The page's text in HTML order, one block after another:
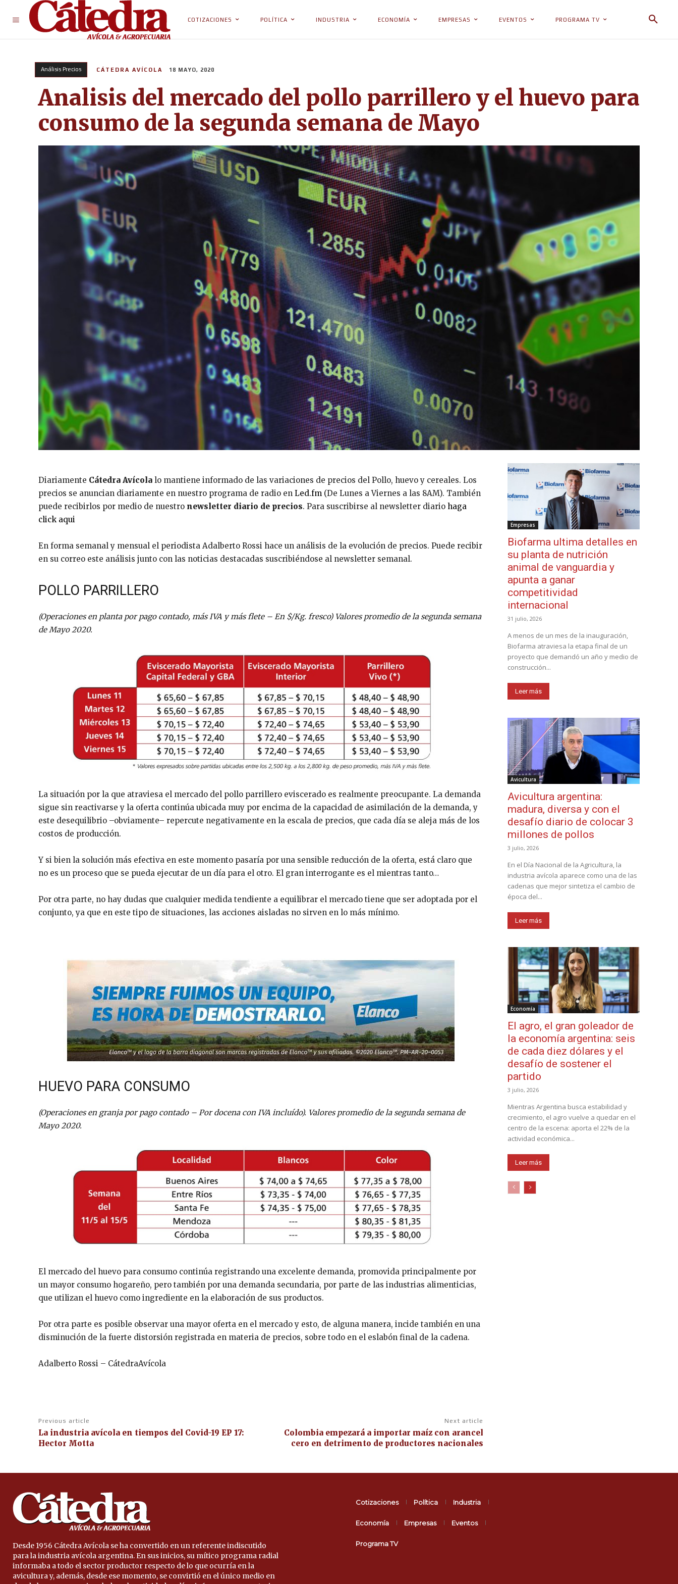
COTIZACIONES POLÍTICA INDUSTRIA ECONOMÍA EMPRESAS EVENTOS PROGRAMA TV
Análisis Precios CÁTEDRA AVÍCOLA 18 MAYO, 2020
Analisis del mercado del pollo parrillero y el huevo para
consumo de la segunda semana de Mayo
Diariamente Cátedra Avícola lo mantiene informado de las variaciones de precios del Pollo, huevo y cereales. Los
precios se anuncian diariamente en nuestro programa de radio en Led.fm (De Lunes a Viernes a las 8AM). También
puede recibirlos por medio de nuestro newsletter diario de precios. Para suscribirse al newsletter diario haga
click aqui
En forma semanal y mensual el periodista Adalberto Rossi hace un análisis de la evolución de precios. Puede recibir
en su correo este análisis junto con las noticias destacadas suscribiéndose al newsletter semanal.
POLLO PARRILLERO
(Operaciones en planta por pago contado, más IVA y más flete – En $/Kg. fresco) Valores promedio de la segunda semana
de Mayo 2020.
La situación por la que atraviesa el mercado del pollo parrillero eviscerado es realmente preocupante. La demanda
sigue sin reactivarse y la oferta continúa ubicada muy por encima de la capacidad de asimilación de la demanda, y
este desequilibrio –obviamente– repercute negativamente en la escala de precios, que cada día se aleja más de los
costos de producción.
Y si bien la solución más efectiva en este momento pasaría por una sensible reducción de la oferta, está claro que
no es un proceso que se pueda ejecutar de un día para el otro. El gran interrogante es el mientras tanto…
Por otra parte, no hay dudas que cualquier medida tendiente a equilibrar el mercado tiene que ser adoptada por el
conjunto, ya que en este tipo de situaciones, las acciones aisladas no sirven en lo más mínimo.
HUEVO PARA CONSUMO
(Operaciones en granja por pago contado – Por docena con IVA incluído). Valores promedio de la segunda semana de
Mayo 2020.
El mercado del huevo para consumo continúa registrando una excelente demanda, promovida principalmente por
un mayor consumo hogareño, pero también por una demanda secundaria, por parte de las industrias alimenticias,
que utilizan el huevo como ingrediente en la elaboración de sus productos.
Por otra parte es posible observar una mayor oferta en el mercado y esto, de alguna manera, incide también en una
disminución de la fuerte distorsión registrada en materia de precios, sobre todo en el eslabón final de la cadena.
Adalberto Rossi – CátedraAvícola
Previous article
La industria avícola en tiempos del Covid-19 EP 17:
Hector Motta
Next article
Colombia empezará a importar maíz con arancel
cero en detrimento de productores nacionales
Empresas
Biofarma ultima detalles en
su planta de nutrición
animal de vanguardia y
apunta a ganar
competitividad
internacional
31 julio, 2026
A menos de un mes de la inauguración,
Biofarma atraviesa la etapa final de un
proyecto que demandó un año y medio de
construcción...
Leer más
Avicultura
Avicultura argentina:
madura, diversa y con el
desafío diario de colocar 3
millones de pollos
3 julio, 2026
En el Día Nacional de la Agricultura, la
industria avícola aparece como una de las
cadenas que mejor sintetiza el cambio de
época del...
Leer más
Economía
El agro, el gran goleador de
la economía argentina: seis
de cada diez dólares y el
desafío de sostener el
partido
3 julio, 2026
Mientras Argentina busca estabilidad y
crecimiento, el agro vuelve a quedar en el
centro de la escena: aporta el 22% de la
actividad económica...
Leer más
Desde 1956 Cátedra Avícola se ha convertido en un referente indiscutido
para la industria avícola argentina. En sus inicios, su mítico programa radial
informaba a todo el sector productor respecto de lo que ocurría en la
avicultura y, además, desde ese momento, se convirtió en el único medio en
Cotizaciones Política Industria
Economía Empresas Eventos
Programa TV